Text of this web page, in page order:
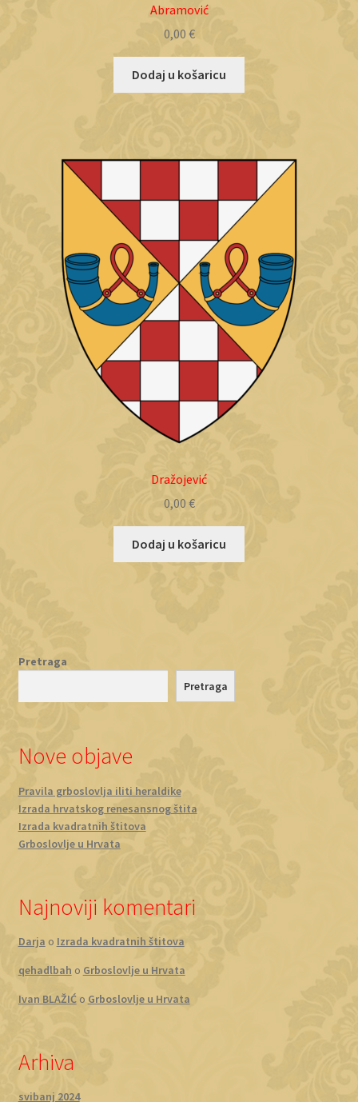
Abramović
0,00 €
Dodaj u košaricu
Dražojević
0,00 €
Dodaj u košaricu
Pretraga
Pretraga
Nove objave
Pravila grboslovlja iliti heraldike
Izrada hrvatskog renesansnog štita
Izrada kvadratnih štitova
Grboslovlje u Hrvata
Najnoviji komentari
Darja o Izrada kvadratnih štitova
qehadlbah o Grboslovlje u Hrvata
Ivan BLAŽIĆo Grboslovlje u Hrvata
Arhiva
svibanj 2024